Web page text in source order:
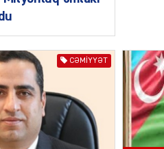
CƏMIYYƏT